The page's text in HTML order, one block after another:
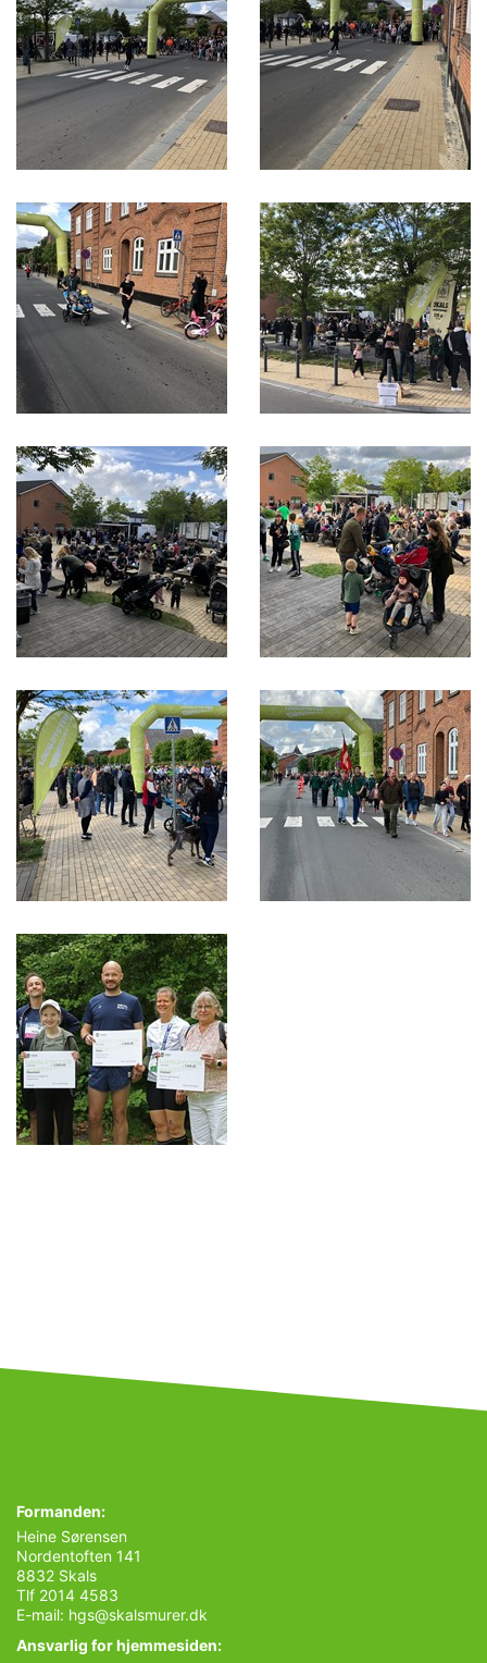
Formanden:
Heine Sørensen
Nordentoften 141
8832 Skals
Tlf 2014 4583
E-mail: hgs@skalsmurer.dk
Ansvarlig for hjemmesiden: